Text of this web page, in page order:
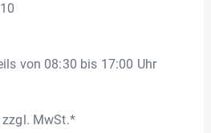
von 08:30 bis 17:00 Uhr
zzgl. MwSt.*